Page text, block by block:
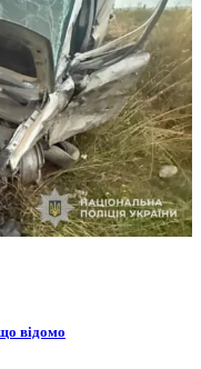
відомо